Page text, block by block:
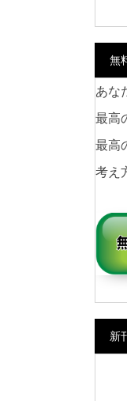
無
あな
最高
最高
考え
新